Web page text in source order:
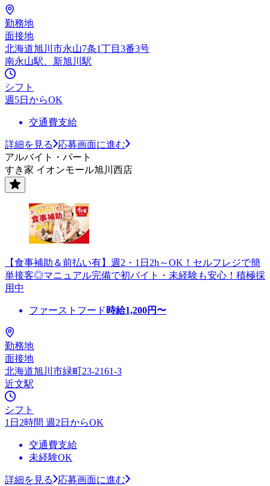
勤務地
面接地
北海道旭川市永山7条1丁目3番3号
南永山駅、新旭川駅
シフト
週5日からOK
交通費支給
詳細を見る
応募画面に進む
アルバイト・パート
すき家 イオンモール旭川西店
【食事補助＆前払い有】週2・1日2h～OK！セルフレジで簡
単接客◎マニュアル完備で初バイト・未経験も安心！積極採
用中
ファーストフード 時給1,200円〜
勤務地
面接地
北海道旭川市緑町23-2161-3
近文駅
シフト
1日2時間 週2日からOK
交通費支給
未経験OK
詳細を見る
応募画面に進む